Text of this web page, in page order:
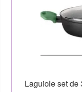
Laguiole set de